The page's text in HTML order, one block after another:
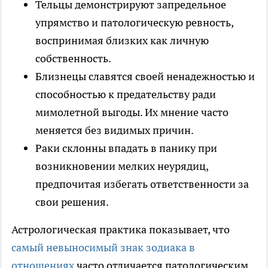
Тельцы демонстрируют запредельное
упрямство и патологическую ревность,
воспринимая близких как личную
собственность.
Близнецы славятся своей ненадежностью и
способностью к предательству ради
мимолетной выгоды. Их мнение часто
меняется без видимых причин.
Раки склонны впадать в панику при
возникновении мелких неурядиц,
предпочитая избегать ответственности за
свои решения.
Астрологическая практика показывает, что
самый невыносимый знак зодиака в